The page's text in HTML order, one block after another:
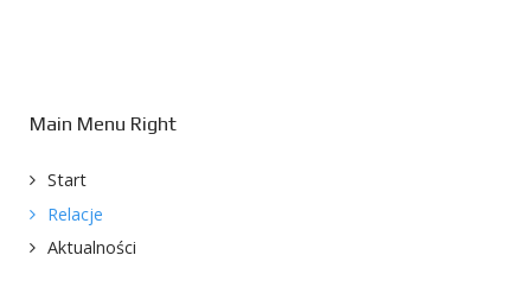
Main Menu Right
Start
Relacje
Aktualności